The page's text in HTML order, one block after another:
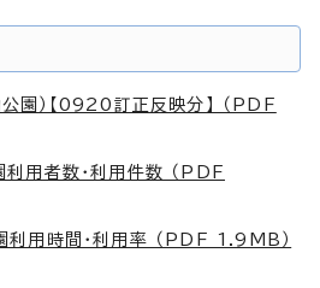
園）【0920訂正反映分】 （PDF
利用者数・利用件数 （PDF
利用時間・利用率 （PDF 1.9MB）